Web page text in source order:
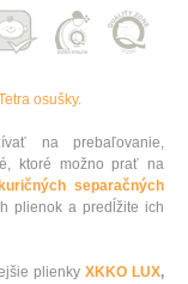
osušky.
na prebaľovanie,
ktoré možno prať na
separačných
plienok a predĺžite ich
plienky XKKO LUX,